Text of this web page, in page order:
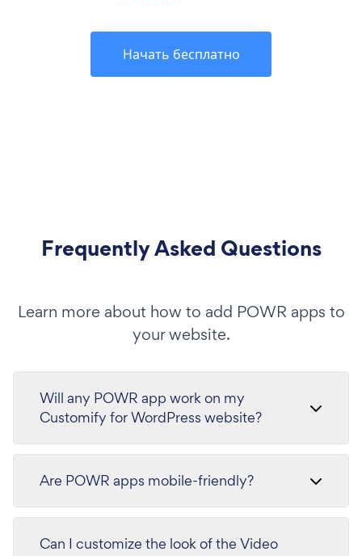
Начать бесплатно
Frequently Asked Questions
Learn more about how to add POWR apps to
your website.
Will any POWR app work on my
Customify for WordPress website?
Are POWR apps mobile-friendly?
Can I customize the look of the Video